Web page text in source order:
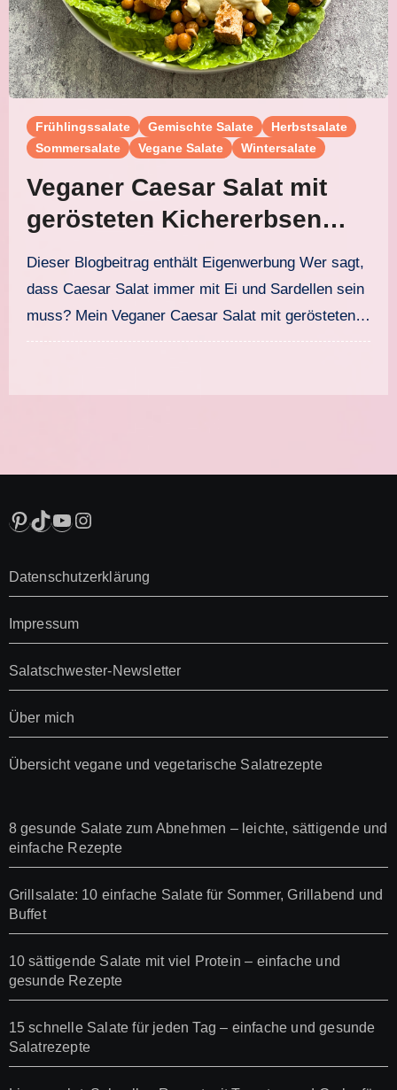
Frühlingssalate Gemischte Salate
Herbstsalate
Sommersalate
Vegane Salate Wintersalate
Veganer Caesar Salat mit
gerösteten Kichererbsen
und selbstgemachtem
Caesar Dressing
Dieser Blogbeitrag enthält Eigenwerbung Wer sagt,
dass Caesar Salat immer mit Ei und Sardellen sein
muss? Mein Veganer Caesar Salat mit gerösteten…
Pinterest
TikTok
YouTube
Instagram
Datenschutzerklärung
Impressum
Salatschwester-Newsletter
Über mich
Übersicht vegane und vegetarische Salatrezepte
8 gesunde Salate zum Abnehmen – leichte, sättigende und
einfache Rezepte
Grillsalate: 10 einfache Salate für Sommer, Grillabend und
Buffet
10 sättigende Salate mit viel Protein – einfache und
gesunde Rezepte
15 schnelle Salate für jeden Tag – einfache und gesunde
Salatrezepte